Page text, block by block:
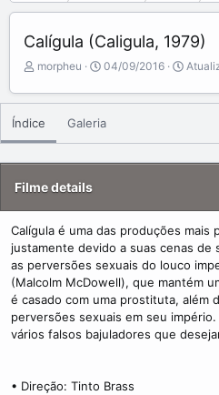
Calígula (Caligula, 1979)
A
d
d
b
y
morpheu
C
e
t
e
d
e
04/09/2016
Índice Galeria
Filme details
Calígula é uma das produções mais
justamente devido a suas cenas de
as perversões sexuais do louco
(Malcolm McDowell), que mantém
é casado com uma prostituta, além
perversões sexuais em seu
vários falsos bajuladores que
• Direção: Tinto Brass